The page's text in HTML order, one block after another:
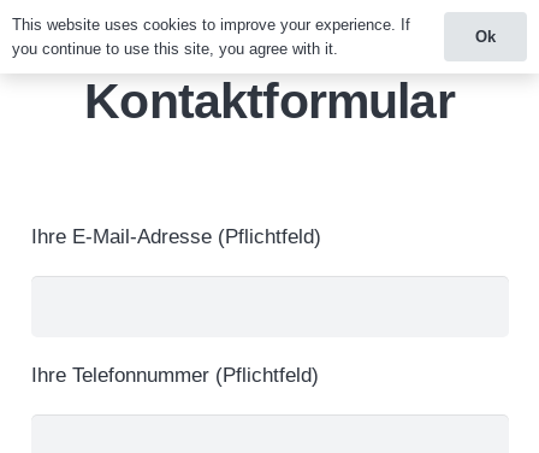
Kontaktformular
Ihre E-Mail-Adresse (Pflichtfeld)
Ihre Telefonnummer (Pflichtfeld)
This website uses cookies to improve your experience. If
you continue to use this site, you agree with it.
Ok